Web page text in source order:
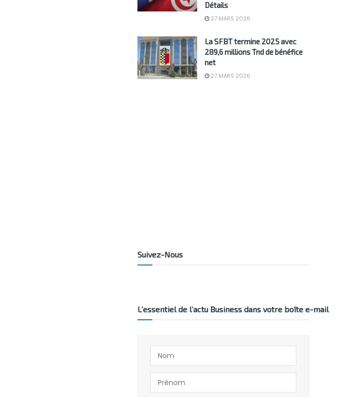
Détails
27 MARS 2026
La SFBT termine 2025 avec
289,6 millions Tnd de bénéfice
net
27 MARS 2026
Suivez-Nous
L’essentiel de l’actu Business dans votre boîte e-mail